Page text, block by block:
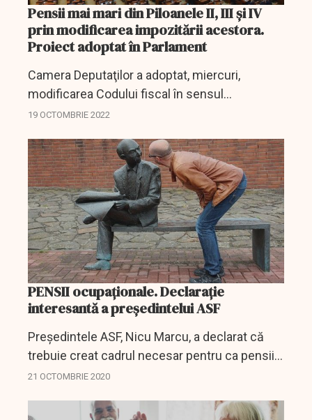
Pensii mai mari din Piloanele II, III și IV
prin modificarea impozitării acestora.
Proiect adoptat în Parlament
Camera Deputaţilor a adoptat, miercuri,
modificarea Codului fiscal în sensul
neimpozitării contribuţiei la pilonul II de pensii,
intre în vigoare...
19 OCTOMBRIE 2022
PENSII ocupaționale. Declarație
interesantă a președintelui ASF
Preşedintele ASF, Nicu Marcu, a declarat că
trebuie creat cadrul necesar pentru ca pensiile
ocupaţionale să fie implementate la nivel
vedere, anul...
21 OCTOMBRIE 2020